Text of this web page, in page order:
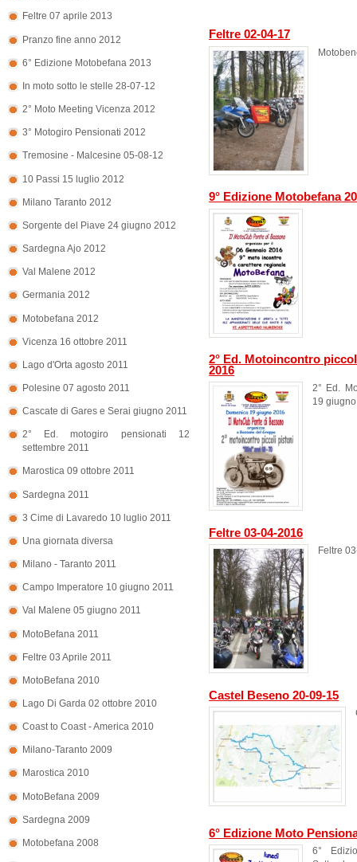
Feltre 07 aprile 2013
Pranzo fine anno 2012
6° Edizione Motobefana 2013
In moto sotto le stelle 28-07-12
2° Moto Meeting Vicenza 2012
3° Motogiro Pensionati 2012
Tremosine - Malcesine 05-08-12
10 Passi 15 luglio 2012
Milano Taranto 2012
Sorgente del Piave 24 giugno 2012
Sardegna Ajo 2012
Val Malene 2012
Germania 2012
Motobefana 2012
Vicenza 16 ottobre 2011
Lago d'Orta agosto 2011
Polesine 07 agosto 2011
Cascate di Gares e Serai giugno 2011
2° Ed. motogiro pensionati 12
settembre 2011
Marostica 09 ottobre 2011
Sardegna 2011
3 Cime di Lavaredo 10 luglio 2011
Una giornata diversa
Milano - Taranto 2011
Campo Imperatore 10 giugno 2011
Val Malene 05 giugno 2011
MotoBefana 2011
Feltre 03 Aprile 2011
MotoBefana 2010
Lago Di Garda 02 ottobre 2010
Coast to Coast - America 2010
Milano-Taranto 2009
Marostica 2010
MotoBefana 2009
Sardegna 2009
Motobefana 2008
Feltre 02-04-17
9° Edizione Motobefana
2° Ed. Motoincontro
2016
2° Ed.
19
Feltre 03-04-2016
Feltre
Castel Beseno 20-09-15
6° Edizione Moto
6°